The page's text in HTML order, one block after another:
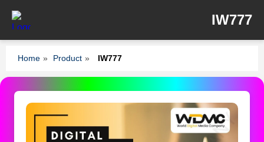
IW777
Home » Product » IW777